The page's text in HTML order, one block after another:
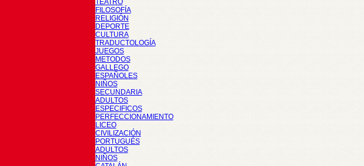
TEATRO
FILOSOFÍA
RELIGIÓN
DEPORTE
CULTURA
TRADUCTOLOGÍA
JUEGOS
METODOS
GALLEGO
ESPAÑOLES
NIÑOS
SECUNDARIA
ADULTOS
ESPECIFICOS
PERFECCIONAMIENTO
LICEO
CIVILIZACIÓN
PORTUGUÉS
ADULTOS
NIÑOS